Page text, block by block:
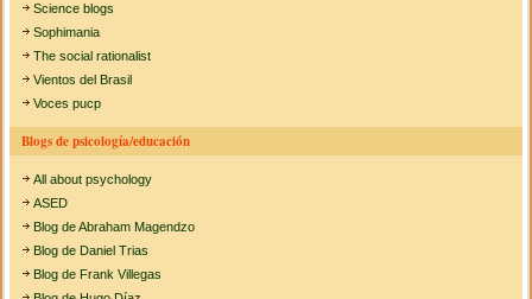
Science blogs
Sophimania
The social rationalist
Vientos del Brasil
Voces pucp
Blogs de psicología/educación
All about psychology
ASED
Blog de Abraham Magendzo
Blog de Daniel Trias
Blog de Frank Villegas